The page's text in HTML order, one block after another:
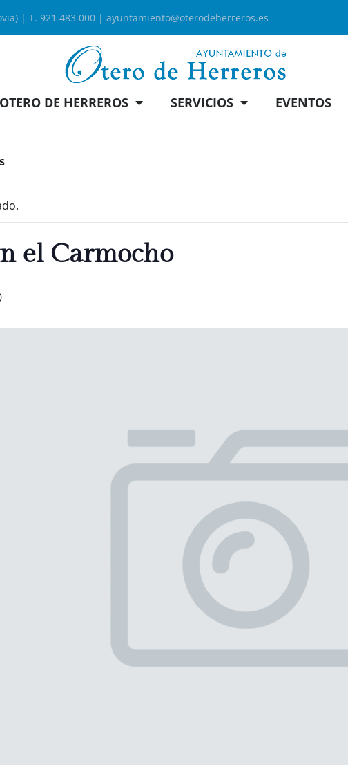
| T. 921 483 000 | ayuntamiento@oterodeherreros.es
OTERO DE HERREROS SERVICIOS EVENTOS
el Carmocho